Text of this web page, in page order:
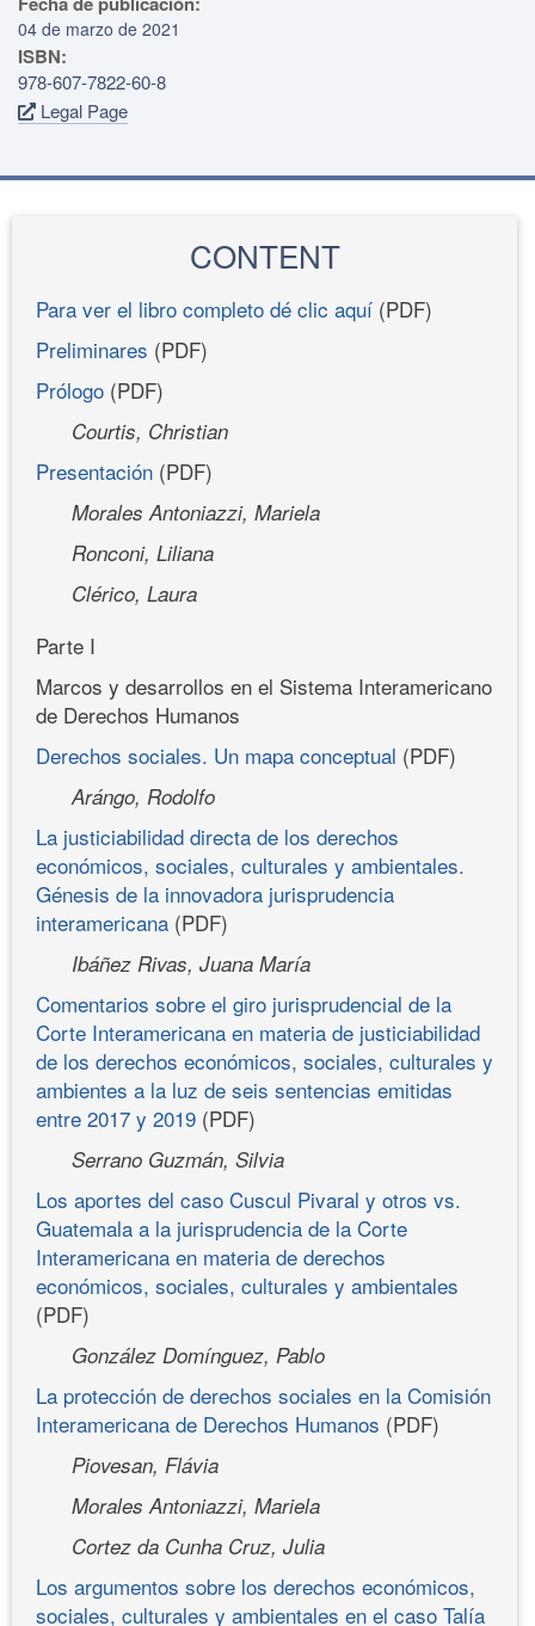
04 de marzo de 2021
ISBN:
978-607-7822-60-8
Legal Page
CONTENT
Para ver el libro completo dé clic aquí (PDF)
Preliminares (PDF)
Prólogo (PDF)
Courtis, Christian
Presentación (PDF)
Morales Antoniazzi, Mariela
Ronconi, Liliana
Clérico, Laura
Parte I
Marcos y desarrollos en el Sistema Interamericano
de Derechos Humanos
Derechos sociales. Un mapa conceptual (PDF)
Arángo, Rodolfo
La justiciabilidad directa de los derechos
económicos, sociales, culturales y ambientales.
Génesis de la innovadora jurisprudencia
interamericana (PDF)
Ibáñez Rivas, Juana María
Comentarios sobre el giro jurisprudencial de la
Corte Interamericana en materia de justiciabilidad
de los derechos económicos, sociales, culturales y
ambientes a la luz de seis sentencias emitidas
entre 2017 y 2019 (PDF)
Serrano Guzmán, Silvia
Los aportes del caso Cuscul Pivaral y otros vs.
Guatemala a la jurisprudencia de la Corte
Interamericana en materia de derechos
económicos, sociales, culturales y ambientales
(PDF)
González Domínguez, Pablo
La protección de derechos sociales en la Comisión
Interamericana de Derechos Humanos (PDF)
Piovesan, Flávia
Morales Antoniazzi, Mariela
Cortez da Cunha Cruz, Julia
Los argumentos sobre los derechos económicos,
sociales, culturales y ambientales en el caso Talía